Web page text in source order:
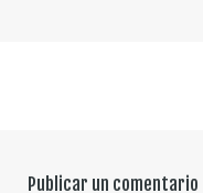
Publicar un comentario